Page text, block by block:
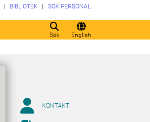
Sök English
BIBLIOTEK SÖK PERSONAL
KONTAKT